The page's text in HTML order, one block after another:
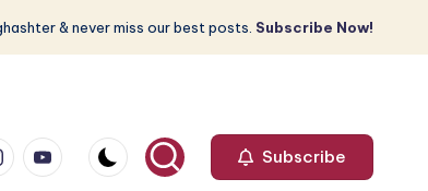
& never miss our best posts. Subscribe Now!
youtube.com Subscribe